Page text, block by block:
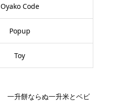
Oyako Code
Popup
Toy
一升餅ならぬ一升米とベビ